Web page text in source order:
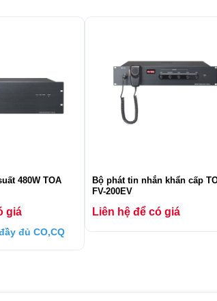
480W TOA
giá
đủ CO,CQ
Bộ phát tin nhắn khẩn cấp
FV-200EV
Liên hệ để có giá